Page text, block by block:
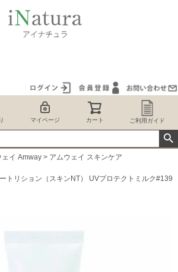
マイページ カート ご利用ガイド
ェイ Amway
アムウェイ スキンケア
トリション（スキンNT） UVプロテクトミルク#139